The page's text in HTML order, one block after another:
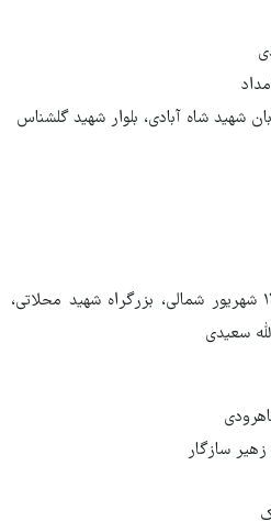
شهید شاه آبادی، بلوار شهید گلشناس
نشانی: میدان خراسان، خیابان ۱۷ شهریور شمالی، بزرگراه شهید محلاتی،
سعیدی
سازگار